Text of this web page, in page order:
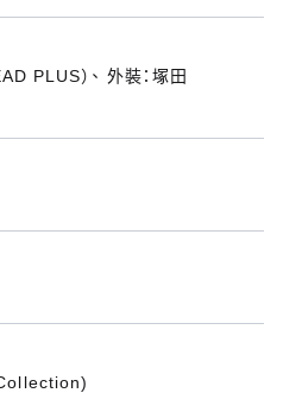
PLUS）、 外裝：塚田